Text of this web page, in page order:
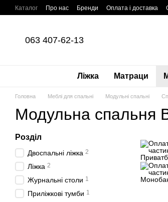
Перейти до основного контенту
Каталог Про нас Бренди Оплата і доставка
063 407-62-13
Ліжка Матраци
Головна Меблі для спальні Модульні спальні
Модульна спальня
Розділ
Двоспальні ліжка 2
Ліжка 2
Журнальні столи 1
Приліжкові тумби 1